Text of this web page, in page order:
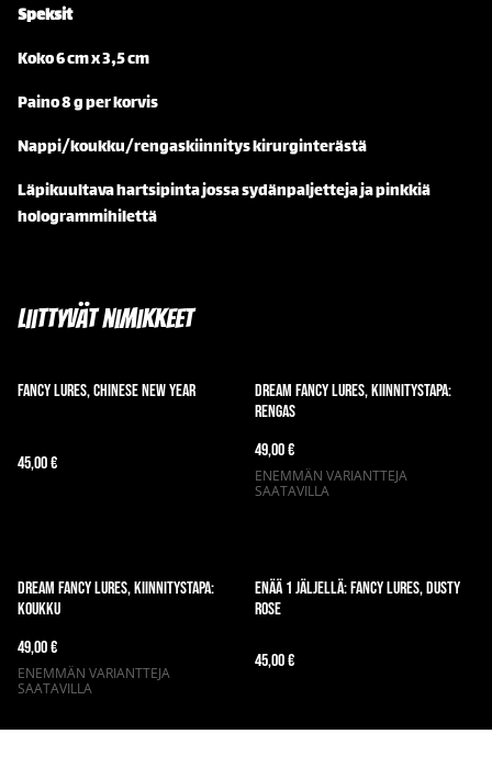
Speksit
Koko 6 cm x 3,5 cm
Paino 8 g per korvis
Nappi/koukku/rengaskiinnitys kirurginterästä
Läpikuultava hartsipinta jossa sydänpaljetteja ja pinkkiä
hologrammihilettä
Liittyvät nimikkeet
Fancy Lures, Chinese New Year
45,00 €
Dream Fancy Lures, kiinnitystapa:
RENGAS
49,00 €
ENEMMÄN VARIANTTEJA
SAATAVILLA
Dream Fancy Lures, kiinnitystapa:
KOUKKU
49,00 €
ENEMMÄN VARIANTTEJA
SAATAVILLA
Enää 1 jäljellä: Fancy Lures, Dusty
Rose
45,00 €